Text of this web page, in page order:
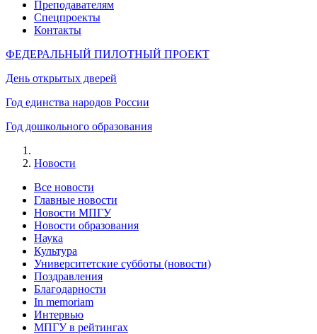
Преподавателям
Спецпроекты
Контакты
ФЕДЕРАЛЬНЫЙ ПИЛОТНЫЙ ПРОЕКТ
День открытых дверей
Год единства народов России
Год дошкольного образования
Новости
Все новости
Главные новости
Новости МПГУ
Новости образования
Наука
Культура
Университетские субботы (новости)
Поздравления
Благодарности
In memoriam
Интервью
МПГУ в рейтингах